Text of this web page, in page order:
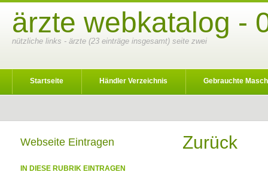
ärzte webkatalog -
nützliche links - ärzte (23 einträge insgesamt) seite zwei
Startseite Händler Verzeichnis Gebrauchte
Zurück
Webseite Eintragen
IN DIESE RUBRIK EINTRAGEN